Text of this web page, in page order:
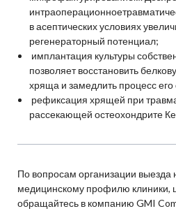
в асептических условиях
регенераторный потенциал;
имплантация культуры
позволяет восстановить
хряща и замедлить процесс его
рефиксация хрящей при
рассекающей остеохондрите
По вопросам организации выезда
медицинскому профилю клиники,
обращайтесь в компанию GMI